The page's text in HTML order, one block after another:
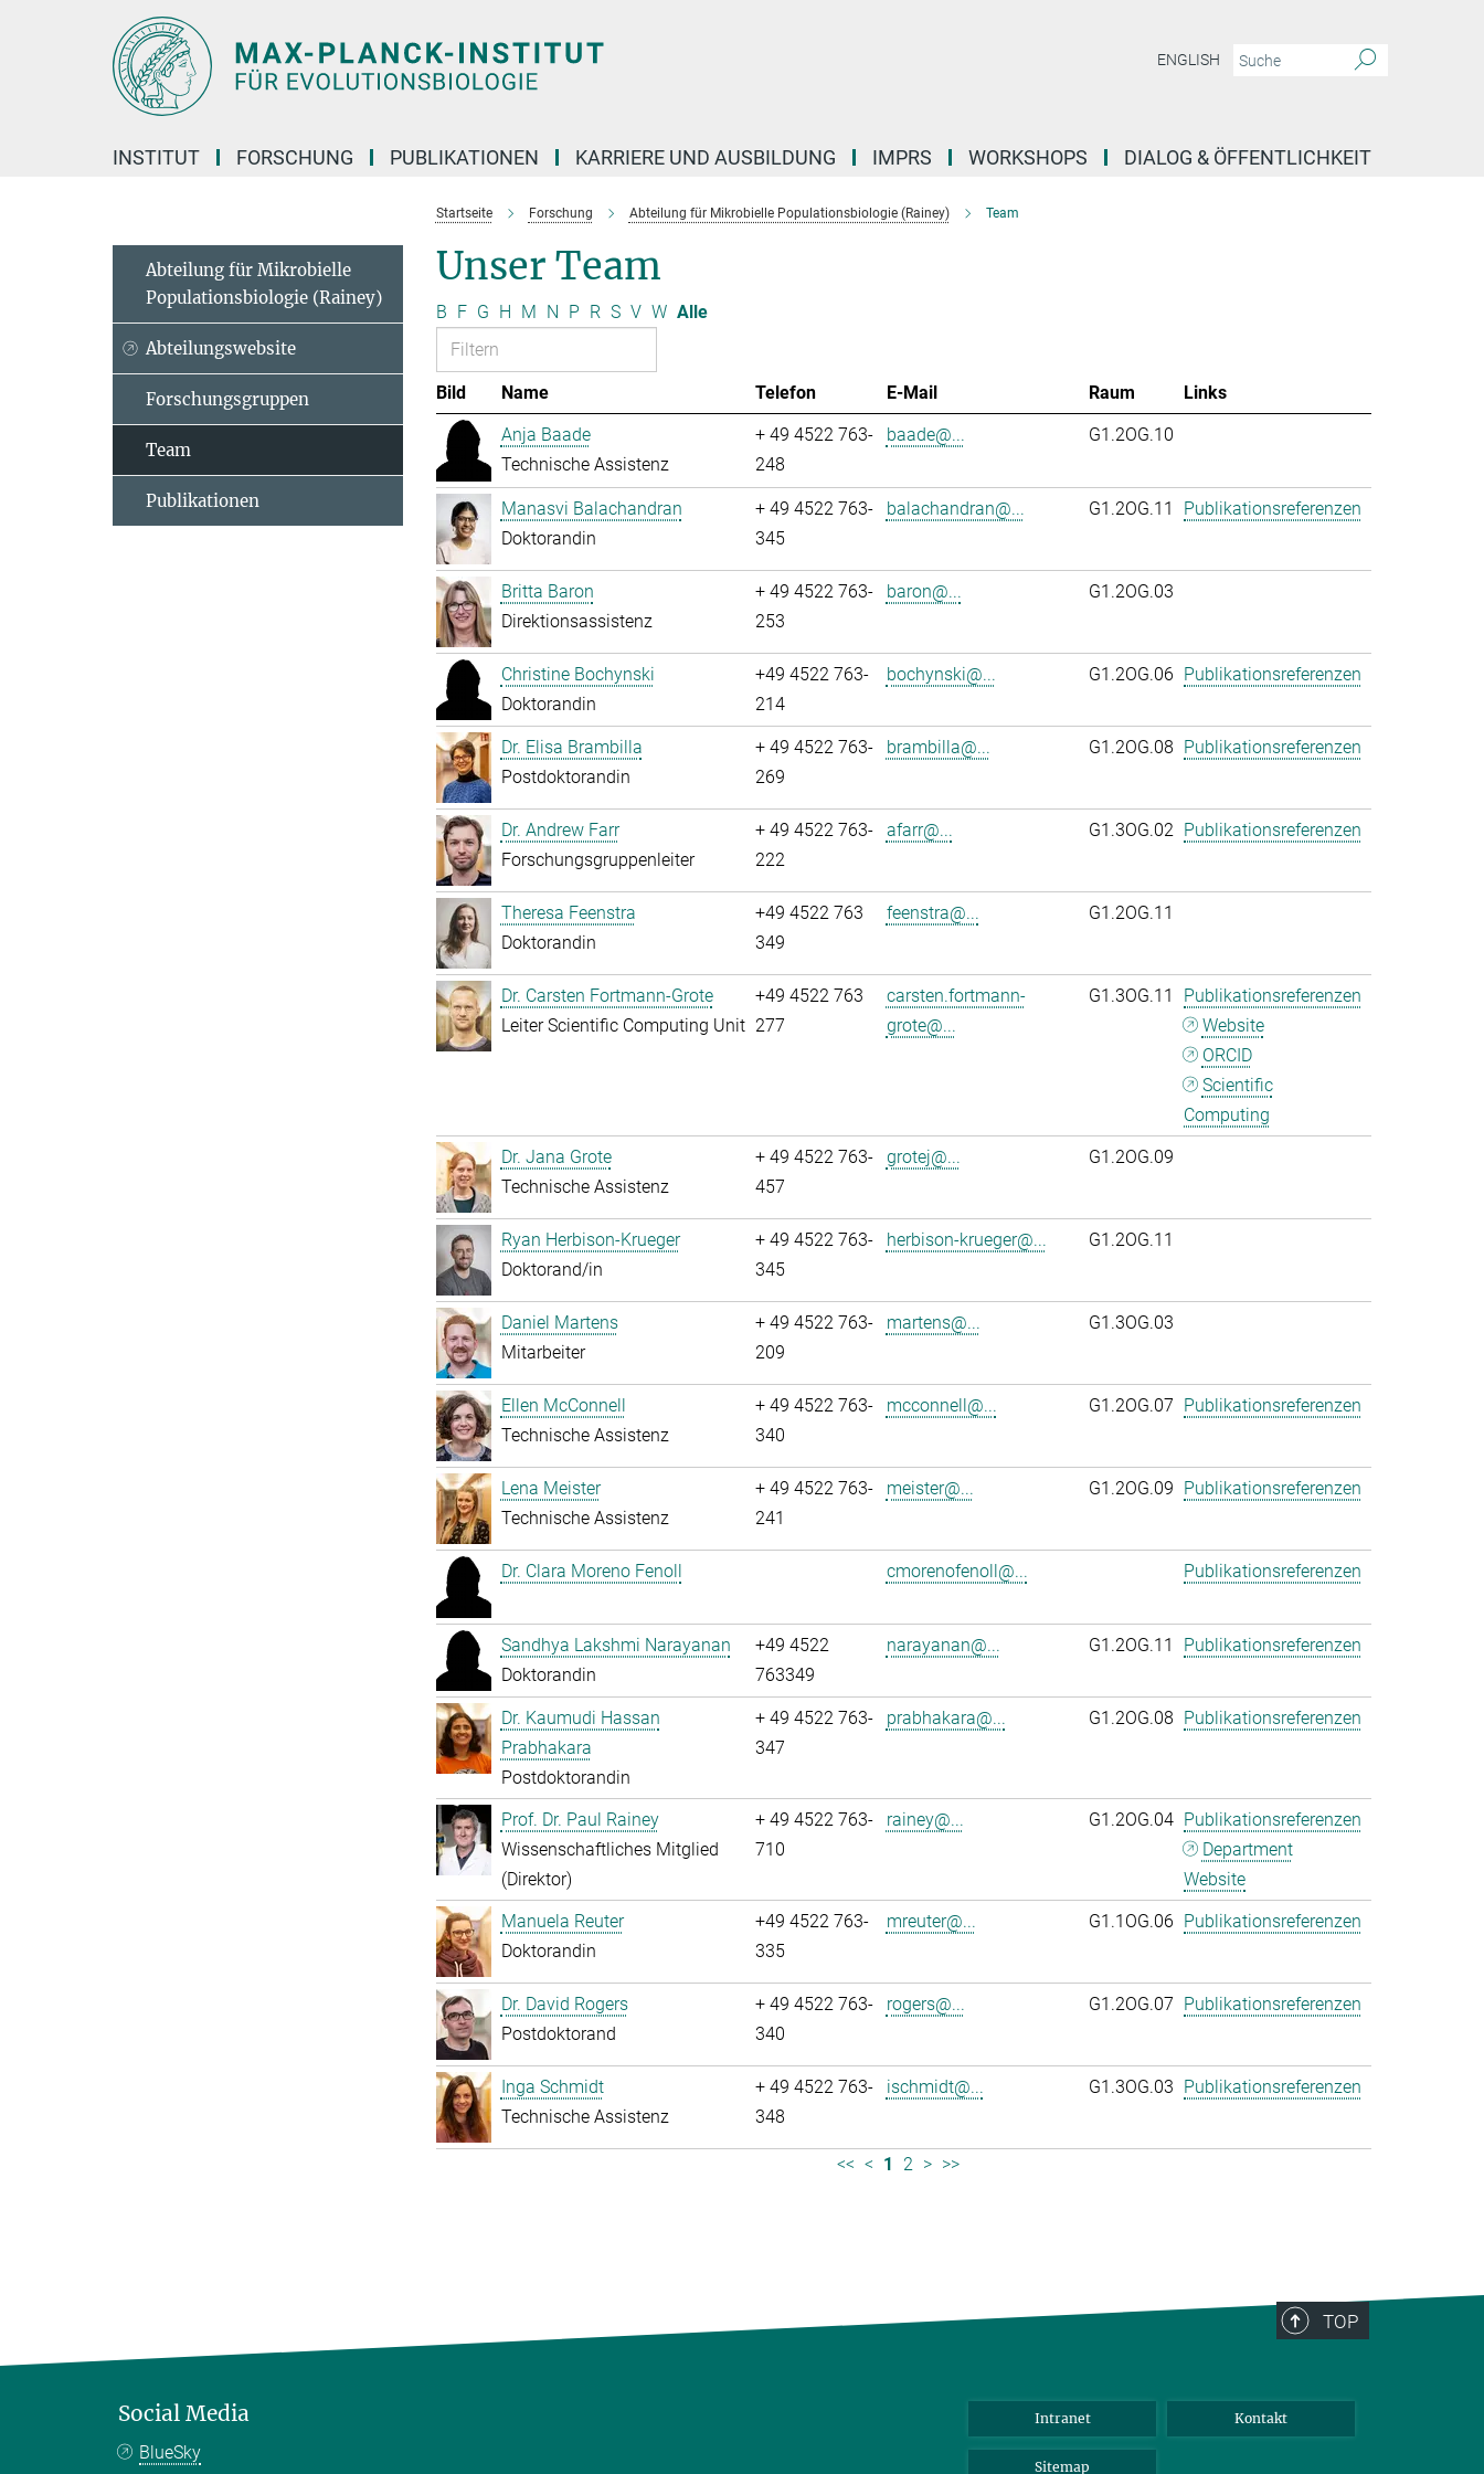
ENGLISH
INSTITUT FORSCHUNG PUBLIKATIONEN KARRIERE UND AUSBILDUNG IMPRS WORKSHOPS DIALOG & ÖFFENTLICHKEIT
Startseite Forschung Abteilung für Mikrobielle Populationsbiologie (Rainey) Team
Unser Team
B F G H M N P R S V W Alle
Bild Name Telefon E-Mail Raum
Links
Anja Baade
Technische Assistenz
+ 49 4522 763-
248
baade@... G1.2OG.10
Manasvi Balachandran
Doktorandin
+ 49 4522 763-
345
balachandran@... G1.2OG.11 Publikationsreferenzen
Britta Baron
Direktionsassistenz
+ 49 4522 763-
253
baron@... G1.2OG.03
Christine Bochynski
Doktorandin
+49 4522 763-
214
bochynski@... G1.2OG.06 Publikationsreferenzen
Dr. Elisa Brambilla
Postdoktorandin
+ 49 4522 763-
269
brambilla@... G1.2OG.08 Publikationsreferenzen
Dr. Andrew Farr
Forschungsgruppenleiter
+ 49 4522 763-
222
afarr@... G1.3OG.02 Publikationsreferenzen
Theresa Feenstra
Doktorandin
+49 4522 763
349
feenstra@... G1.2OG.11
Dr. Carsten Fortmann-Grote
Leiter Scientific Computing Unit
+49 4522 763
277
carsten.fortmann-
grote@...
G1.3OG.11
Publikationsreferenzen
Website
ORCID
Scientific
Computing
Dr. Jana Grote
Technische Assistenz
+ 49 4522 763-
457
grotej@... G1.2OG.09
Ryan Herbison-Krueger
Doktorand/in
+ 49 4522 763-
345
herbison-krueger@... G1.2OG.11
Daniel Martens
Mitarbeiter
+ 49 4522 763-
209
martens@... G1.3OG.03
Ellen McConnell
Technische Assistenz
+ 49 4522 763-
340
mcconnell@... G1.2OG.07 Publikationsreferenzen
Lena Meister
Technische Assistenz
+ 49 4522 763-
241
meister@... G1.2OG.09 Publikationsreferenzen
Dr. Clara Moreno Fenoll cmorenofenoll@... Publikationsreferenzen
Sandhya Lakshmi Narayanan
Doktorandin
+49 4522
763349
narayanan@... G1.2OG.11 Publikationsreferenzen
Dr. Kaumudi Hassan
Prabhakara
Postdoktorandin
+ 49 4522 763-
347
prabhakara@... G1.2OG.08 Publikationsreferenzen
Prof. Dr. Paul Rainey
Wissenschaftliches Mitglied
(Direktor)
+ 49 4522 763-
710
rainey@... G1.2OG.04 Publikationsreferenzen
Department
Website
Manuela Reuter
Doktorandin
+49 4522 763-
335
mreuter@... G1.1OG.06 Publikationsreferenzen
Dr. David Rogers
Postdoktorand
+ 49 4522 763-
340
rogers@... G1.2OG.07 Publikationsreferenzen
Inga Schmidt
Technische Assistenz
+ 49 4522 763-
348
ischmidt@... G1.3OG.03 Publikationsreferenzen
<< < 1 2 > >>
Abteilung für Mikrobielle
Populationsbiologie (Rainey)
Abteilungswebsite
Forschungsgruppen
Team
Publikationen
TOP
Social Media
BlueSky
Intranet Kontakt
Sitemap